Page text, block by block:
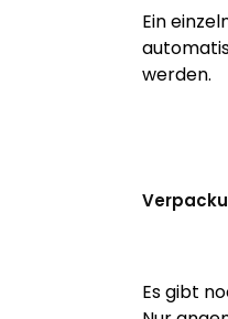
Ein
werden.
Es gibt